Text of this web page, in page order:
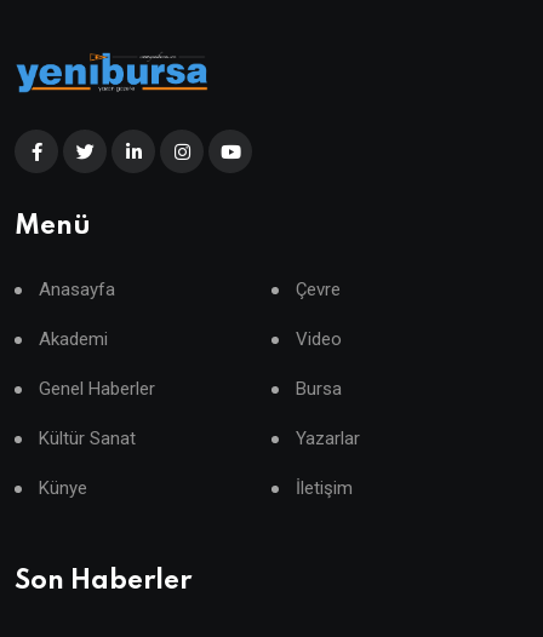
Menü
Anasayfa Çevre
Akademi Video
Genel Haberler Bursa
Kültür Sanat Yazarlar
Künye İletişim
Son Haberler